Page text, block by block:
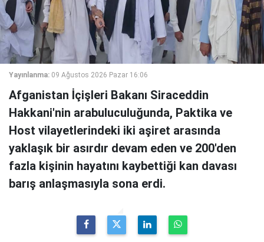
Yayınlanma: 09 Ağustos 2026 Pazar 16:06
Afganistan İçişleri Bakanı Siraceddin
Hakkani'nin arabuluculuğunda, Paktika ve
Host vilayetlerindeki iki aşiret arasında
yaklaşık bir asırdır devam eden ve 200'den
fazla kişinin hayatını kaybettiği kan davası
barış anlaşmasıyla sona erdi.